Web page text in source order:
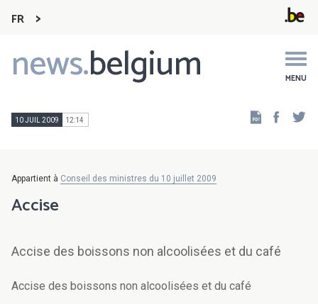
FR
news.belgium MENU
Main
navigation
10 JUIL 2009 12:14
Appartient à Conseil des ministres du 10 juillet 2009
Accise
Accise des boissons non alcoolisées et du café
Accise des boissons non alcoolisées et du café